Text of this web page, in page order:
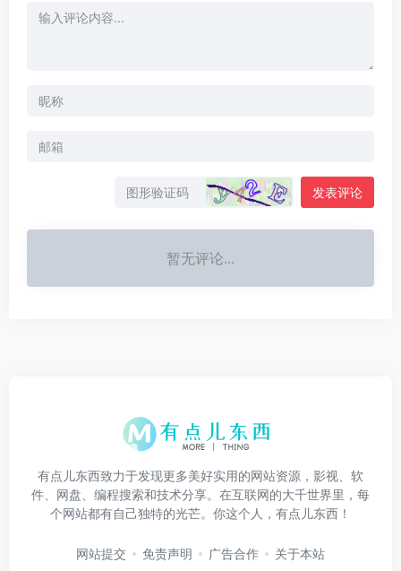
发表评论
暂无评论...
有点儿东西致力于发现更多美好实用的网站资源，影视、软
件、网盘、编程搜索和技术分享。在互联网的大千世界里，每
个网站都有自己独特的光芒。你这个人，有点儿东西！
网站提交 免责声明 广告合作 关于本站